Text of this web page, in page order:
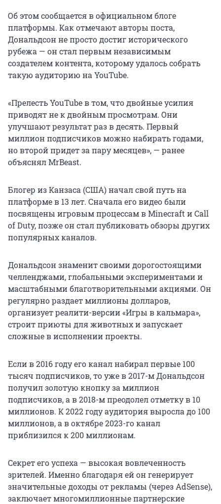
Об этом сообщается в официальном блоге
платформы. Как отмечают авторы поста,
Дональдсон не просто достиг исторического
рубежа — он стал первым независимым
создателем контента, которому удалось собрать
такую аудиторию на YouTube.
«Прелесть YouTube в том, что двойные усилия
приводят не к двойным просмотрам. Они
улучшают результат раз в десять. Первый
миллион подписчиков можно набирать годами,
но второй придет за пару месяцев», — ранее
объяснял MrBeast.
Блогер из Канзаса (США) начал свой путь на
платформе в 13 лет. Сначала его видео были
посвящены игровым процессам в Minecraft и Call
of Duty, позже он стал публиковать обзоры других
популярных каналов.
Дональдсон знаменит своими дорогостоящими
челленджами, глобальными экспериментами и
масштабными благотворительными акциями. Он
регулярно раздает миллионы долларов,
организует реалити-версии «Игры в кальмара»,
строит приюты для животных и запускает
сложные в исполнении проекты.
Если в 2016 году его канал набирал первые 100
тысяч подписчиков, то уже в 2017-м Дональдсон
получил золотую кнопку за миллион
подписчиков, а в 2018-м преодолел отметку в 10
миллионов. К 2022 году аудитория выросла до 100
миллионов, а в октябре 2023-го канал
приблизился к 200 миллионам.
Секрет его успеха — высокая вовлеченность
зрителей. Именно благодаря ей он генерирует
значительные доходы от рекламы (через AdSense),
заключает многомиллионные партнерские